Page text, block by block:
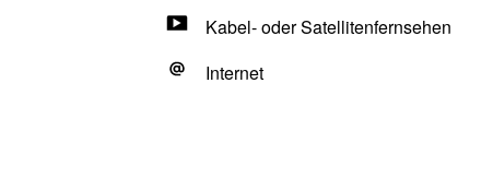
Kabel- oder Satellitenfernsehen
Internet